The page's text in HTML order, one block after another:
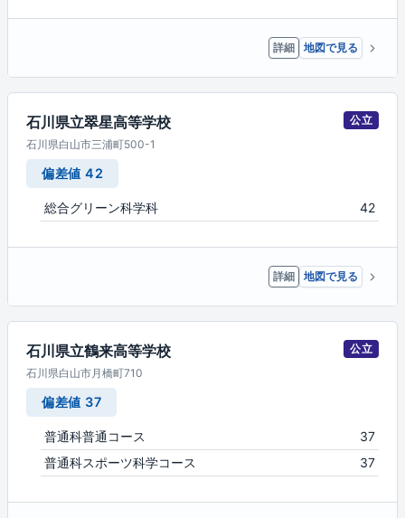
詳細 地図で見る
石川県立翠星高等学校
公立
石川県白山市三浦町500-1
偏差値 42
総合グリーン科学科 42
詳細 地図で見る
石川県立鶴来高等学校
公立
石川県白山市月橋町710
偏差値 37
普通科普通コース
37
普通科スポーツ科学コース
37